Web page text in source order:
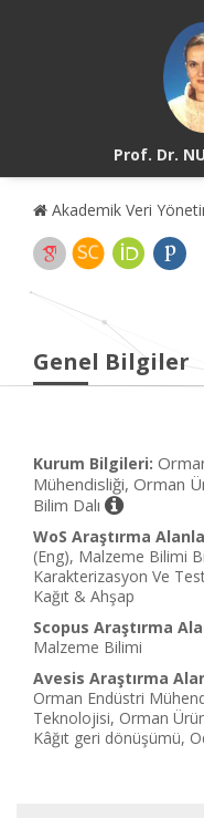
Prof. Dr.
Akademik Veri
Genel Bilgiler
Kurum Bilgileri:
Mühendisliği, Orman
Bilim Dalı
WoS Araştırma
(Eng), Malzeme Bilimi
Karakterizasyon Ve
Kağıt & Ahşap
Scopus Araştırma
Malzeme Bilimi
Avesis Araştırma
Orman Endüstri
Teknolojisi, Orman
Kâğıt geri dönüşümü,